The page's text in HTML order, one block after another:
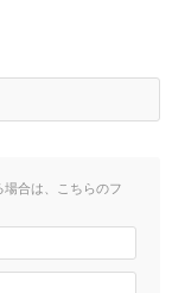
合は、こちらのフ